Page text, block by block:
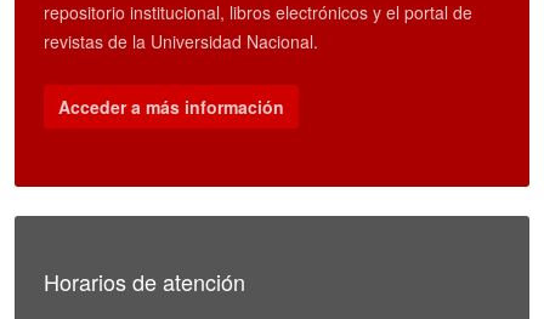
repositorio institucional, libros electrónicos y el portal de
revistas de la Universidad Nacional.
Acceder a más información
Horarios de atención